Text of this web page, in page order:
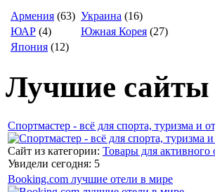
Армения (63) Украина (16)
ЮАР (4) Южная Корея (27)
Япония (12)
Лучшие сайты
Спортмастер - всё для спорта, туризма и
Сайт из категории: Товары для активного
Увидели сегодня: 5
Booking.com лучшие отели в мире